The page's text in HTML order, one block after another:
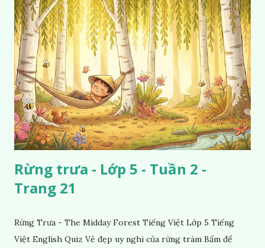
Rừng trưa - Lớp 5 - Tuần 2 -
Trang 21
Rừng Trưa - The Midday Forest Tiếng Việt Lớp 5 Tiếng
Việt English Quiz Vẻ đẹp uy nghi của rừng tràm Bấm để